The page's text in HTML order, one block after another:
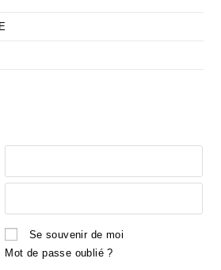
Se souvenir de moi
Mot de passe oublié ?